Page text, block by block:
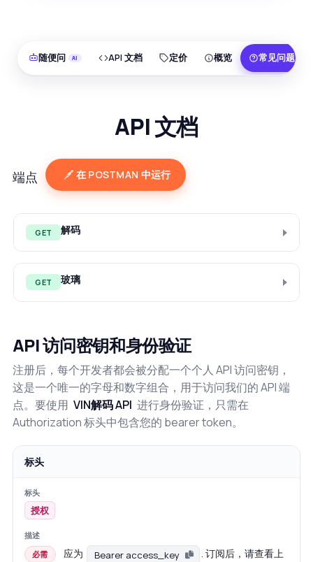
随便问 API 文档 定价 概览 常见问题
API 文档
端点 在 POSTMAN 中运行
GET 解码
GET 玻璃
API 访问密钥和身份验证
注册后，每个开发者都会被分配一个个人 API 访问密钥，
这是一个唯一的字母和数字组合，用于访问我们的 API 端
点。要使用 VIN解码 API 进行身份验证，只需在
Authorization 标头中包含您的 bearer token。
标头
授权
必需 应为 Bearer access_key
. 订阅后，请查看上